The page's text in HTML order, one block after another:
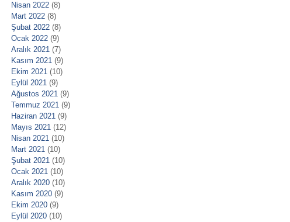
Nisan 2022 (8)
Mart 2022 (8)
Şubat 2022 (8)
Ocak 2022 (9)
Aralık 2021 (7)
Kasım 2021 (9)
Ekim 2021 (10)
Eylül 2021 (9)
Ağustos 2021 (9)
Temmuz 2021 (9)
Haziran 2021 (9)
Mayıs 2021 (12)
Nisan 2021 (10)
Mart 2021 (10)
Şubat 2021 (10)
Ocak 2021 (10)
Aralık 2020 (10)
Kasım 2020 (9)
Ekim 2020 (9)
Eylül 2020 (10)